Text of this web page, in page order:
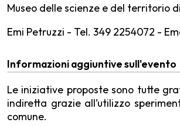
Museo delle scienze e del territorio
Emi Petruzzi - Tel. 349 2254072 -
Informazioni aggiuntive sull'evento
Le iniziative proposte sono tutte
indiretta grazie all’utilizzo
comune.